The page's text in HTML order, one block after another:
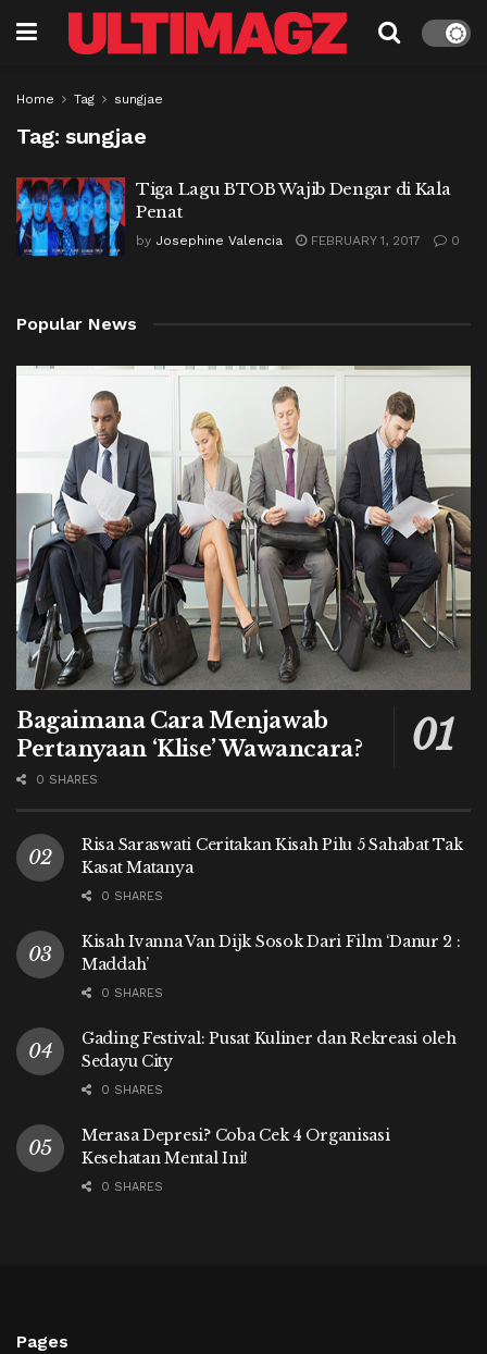
Home Tag sungjae
Tag: sungjae
Tiga Lagu BTOB Wajib Dengar di Kala
Penat
by Josephine Valencia FEBRUARY 1, 2017 0
Popular News
Bagaimana Cara Menjawab
Pertanyaan ‘Klise’ Wawancara?
0 SHARES
Risa Saraswati Ceritakan Kisah Pilu 5 Sahabat Tak
Kasat Matanya
0 SHARES
Kisah Ivanna Van Dijk Sosok Dari Film ‘Danur 2 :
Maddah’
0 SHARES
Gading Festival: Pusat Kuliner dan Rekreasi oleh
Sedayu City
0 SHARES
Merasa Depresi? Coba Cek 4 Organisasi
Kesehatan Mental Ini!
0 SHARES
Pages